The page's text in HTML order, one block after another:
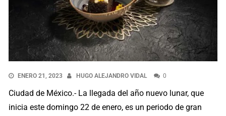
ENERO 21, 2023 HUGO ALEJANDRO VIDAL 0
Ciudad de México.- La llegada del año nuevo lunar, que
inicia este domingo 22 de enero, es un periodo de gran